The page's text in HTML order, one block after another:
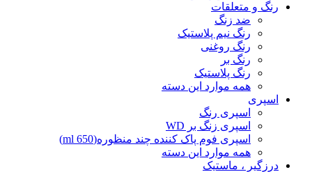
رنگ و متعلقات
ضد زنگ
رنگ نیم پلاستیک
رنگ روغنی
رنگ بر
رنگ پلاستیک
همه موارد این دسته
اسپری
اسپری رنگ
اسپری زنگ بر WD
اسپری فوم پاک کننده چند منظوره(650 ml)
همه موارد این دسته
درزگیر ، ماستیک